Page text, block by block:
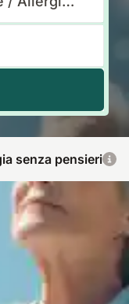
senza pensieri
il potere
respiratori e